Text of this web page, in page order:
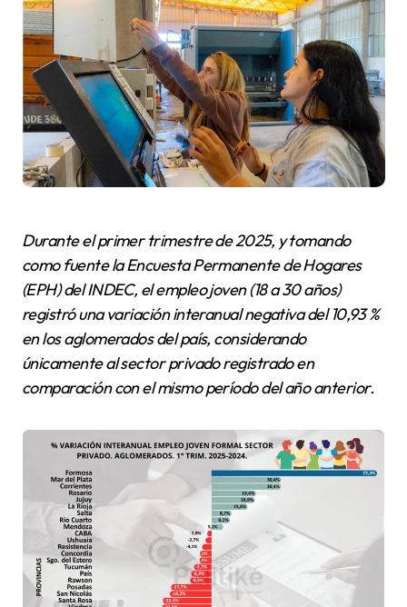
Durante el primer trimestre de 2025, y tomando
como fuente la Encuesta Permanente de Hogares
(EPH) del INDEC, el empleo joven (18 a 30 años)
registró una variación interanual negativa del 10,93 %
en los aglomerados del país, considerando
únicamente al sector privado registrado en
comparación con el mismo período del año anterior.